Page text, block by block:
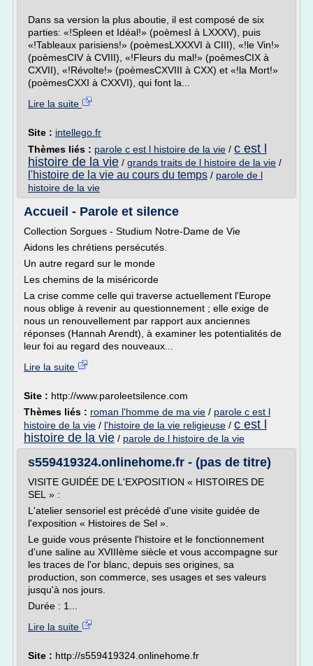
Dans sa version la plus aboutie, il est composé de six
parties: «!Spleen et Idéal!» (poèmesI à LXXXV), puis
«!Tableaux parisiens!» (poèmesLXXXVI à CIII), «!le Vin!»
(poèmesCIV à CVIII), «!Fleurs du mal!» (poèmesCIX à
CXVII), «!Révolte!» (poèmesCXVIII à CXX) et «!la Mort!»
(poèmesCXXI à CXXVI), qui font la...
Lire la suite
Site : intellego.fr
Thèmes liés : parole c est l histoire de la vie / c est l
histoire de la vie / grands traits de l histoire de la vie /
l'histoire de la vie au cours du temps / parole de l
histoire de la vie
Accueil - Parole et silence
Collection Sorgues - Studium Notre-Dame de Vie
Aidons les chrétiens persécutés.
Un autre regard sur le monde
Les chemins de la miséricorde
La crise comme celle qui traverse actuellement l'Europe
nous oblige à revenir au questionnement ; elle exige de
nous un renouvellement par rapport aux anciennes
réponses (Hannah Arendt), à examiner les potentialités de
leur foi au regard des nouveaux...
Lire la suite
Site : http://www.paroleetsilence.com
Thèmes liés : roman l'homme de ma vie / parole c est l
histoire de la vie / l'histoire de la vie religieuse / c est l
histoire de la vie / parole de l histoire de la vie
s559419324.onlinehome.fr - (pas de titre)
VISITE GUIDÉE DE L'EXPOSITION « HISTOIRES DE
SEL » :
L'atelier sensoriel est précédé d'une visite guidée de
l'exposition « Histoires de Sel ».
Le guide vous présente l'histoire et le fonctionnement
d'une saline au XVIIIème siècle et vous accompagne sur
les traces de l'or blanc, depuis ses origines, sa
production, son commerce, ses usages et ses valeurs
jusqu'à nos jours.
Durée : 1...
Lire la suite
Site : http://s559419324.onlinehome.fr